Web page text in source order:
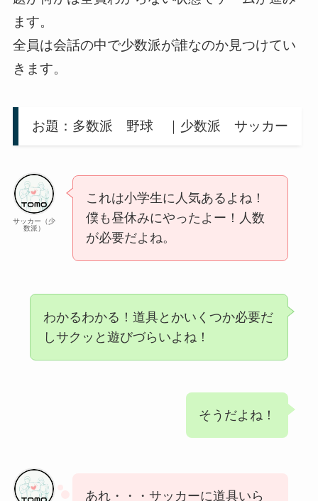
ます。
全員は会話の中で少数派が誰なのか見つけてい
きます。
お題：多数派 野球 ｜少数派 サッカー
サッカー（少
数派）
これは小学生に人気あるよね！
僕も昼休みにやったよー！人数
が必要だよね。
わかるわかる！道具とかいくつか必要だ
しサクッと遊びづらいよね！
そうだよね！
あれ・・・サッカーに道具いら